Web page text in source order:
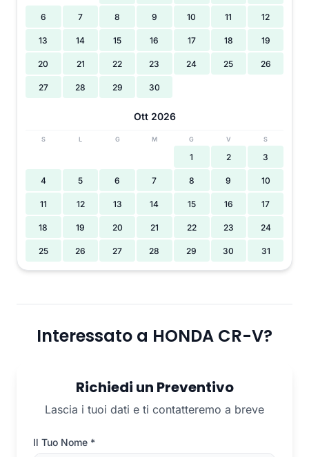
6 7 8 9 10 11 12
13 14 15 16 17 18 19
20 21 22 23 24 25 26
27 28 29 30
Ott 2026
S L G M G V S
1 2 3
4 5 6 7 8 9 10
11 12 13 14 15 16 17
18 19 20 21 22 23 24
25 26 27 28 29 30 31
Interessato a HONDA CR-V?
Richiedi un Preventivo
Lascia i tuoi dati e ti contatteremo a breve
Il Tuo Nome *